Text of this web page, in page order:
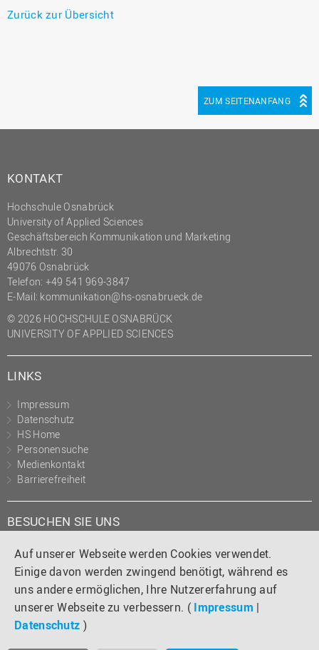
Auf unserer Webseite werden Cookies verwendet.
Einige davon werden zwingend benötigt, während es
uns andere ermöglichen, Ihre Nutzererfahrung auf
unserer Webseite zu verbessern. ( Impressum |
Datenschutz )
Zurück zur Übersicht
ZUM SEITENANFANG
KONTAKT
Hochschule Osnabrück
University of Applied Sciences
Geschäftsbereich Kommunikation und Marketing
Albrechtstr. 30
49076 Osnabrück
Telefon: +49 541 969-3847
E-Mail: kommunikation@hs-osnabrueck.de
© 2026 HOCHSCHULE OSNABRÜCK
UNIVERSITY OF APPLIED SCIENCES
LINKS
Impressum
Datenschutz
HS Home
Personensuche
Medienkontakt
Barrierefreiheit
BESUCHEN SIE UNS
Instagram
TiktokLinkedIn
YouTube
Facebook